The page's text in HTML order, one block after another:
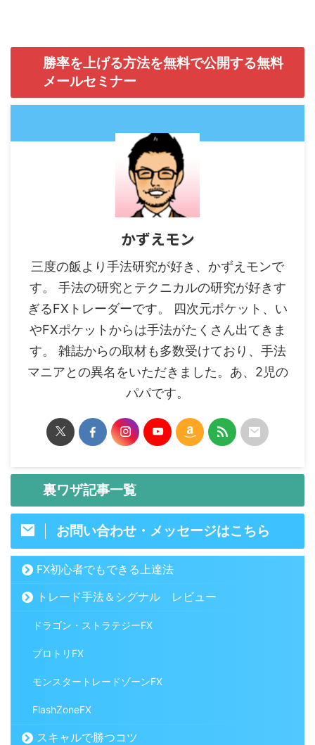
勝率を上げる方法を無料で公開する無料
メールセミナー
かずえモン
三度の飯より手法研究が好き、かずえモンで
す。 手法の研究とテクニカルの研究が好きす
ぎるFXトレーダーです。 四次元ポケット、い
やFXポケットからは手法がたくさん出てきま
す。 雑誌からの取材も多数受けており、手法
マニアとの異名をいただきました。あ、2児の
パパです。
裏ワザ記事一覧
お問い合わせ・メッセージはこちら
FX初心者でもできる上達法
トレード手法＆シグナル レビュー
ドラゴン・ストラテジーFX
プロトリFX
モンスタートレードゾーンFX
FlashZoneFX
スキャルで勝つコツ